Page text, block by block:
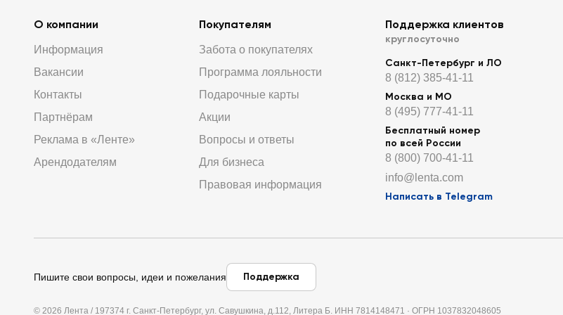
О компании
Информация
Вакансии
Контакты
Партнёрам
Реклама в «Ленте»
Арендодателям
Покупателям
Забота о покупателях
Программа лояльности
Подарочные карты
Акции
Вопросы и ответы
Для бизнеса
Правовая информация
Поддержка клиентов
круглосуточно
Санкт-Петербург и ЛО
8 (812) 385-41-11
Москва и МО
8 (495) 777-41-11
Бесплатный номер
по всей России
8 (800) 700-41-11
info@lenta.com
Написать в Telegram
Пишите свои вопросы, идеи и пожелания Поддержка
© 2026 Лента / 197374 г. Санкт-Петербург, ул. Савушкина, д.112, Литера Б. ИНН 7814148471 · ОГРН 1037832048605